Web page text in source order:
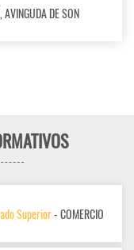
DE SON
Superior- COMERCIO